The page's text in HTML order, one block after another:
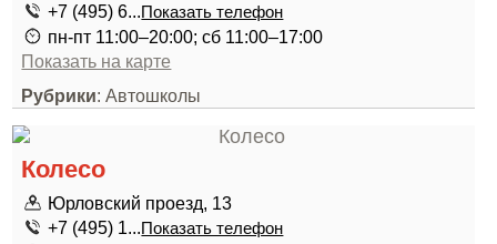
+7 (495) 6...Показать телефон
пн-пт 11:00–20:00; сб 11:00–17:00
Показать на карте
Рубрики: Автошколы
Колесо
Юрловский проезд, 13
+7 (495) 1...Показать телефон